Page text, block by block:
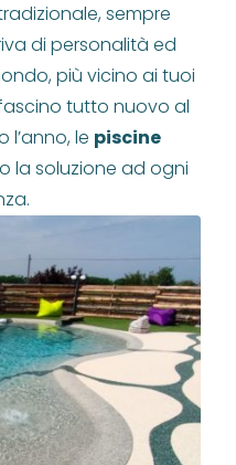
sempre
di personalità ed
più vicino ai tuoi
tutto nuovo al
le piscine
la soluzione ad ogni